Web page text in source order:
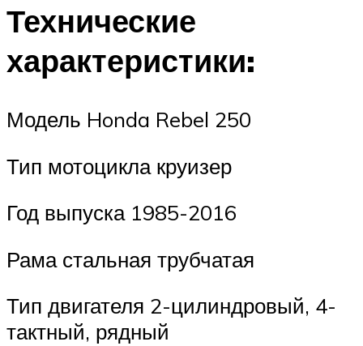
Технические
характеристики:
Модель Honda Rebel 250
Тип мотоцикла круизер
Год выпуска 1985-2016
Рама стальная трубчатая
Тип двигателя 2-цилиндровый, 4-
тактный, рядный